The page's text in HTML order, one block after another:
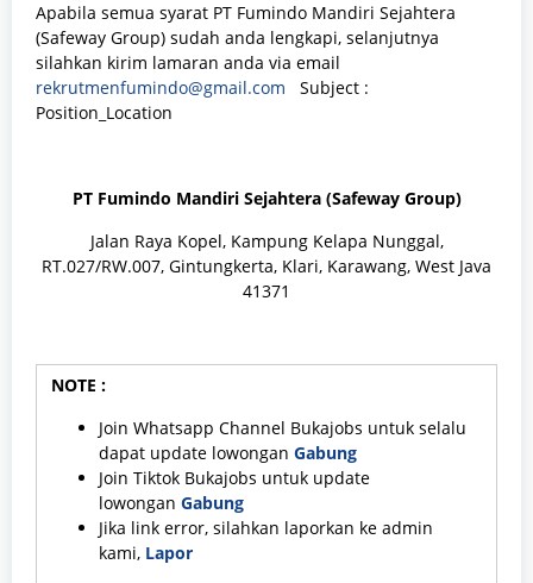
Apabila semua syarat PT Fumindo Mandiri Sejahtera
(Safeway Group) sudah anda lengkapi, selanjutnya
silahkan kirim lamaran anda via email
rekrutmenfumindo@gmail.com Subject :
Position_Location
PT Fumindo Mandiri Sejahtera (Safeway Group)
Jalan Raya Kopel, Kampung Kelapa Nunggal,
RT.027/RW.007, Gintungkerta, Klari, Karawang, West Java
41371
NOTE :
Join Whatsapp Channel Bukajobs untuk selalu
dapat update lowongan Gabung
Join Tiktok Bukajobs untuk update
lowongan Gabung
Jika link error, silahkan laporkan ke admin
kami, Lapor